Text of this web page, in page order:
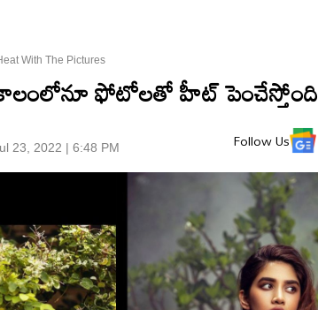
With The Pictures
ఫోటోల‌తో హీట్ పెంచేస్తోంది
23, 2022 | 6:48 PM Follow Us